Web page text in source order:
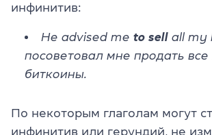
инфинитив:
He advised me to sell all my
посоветовал мне продать
биткоины.
По некоторым глаголам могут
инфинитив или герундий, не